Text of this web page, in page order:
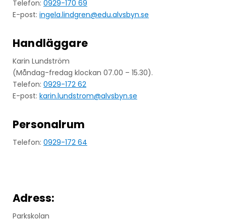
Telefon: 0929-170 69
E-post: ingela.lindgren@edu.alvsbyn.se
Handläggare
Karin Lundström
(Måndag-fredag klockan 07.00 – 15.30).
Telefon: 0929-172 62
E-post: karin.lundstrom@alvsbyn.se
Personalrum
Telefon: 0929-172 64
Adress:
Parkskolan